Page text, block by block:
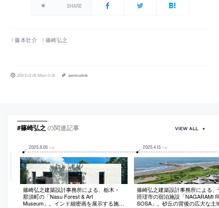
SHARE
藤本壮介 篠崎弘之
2013.12.16 Mon 11:31 permalink
#篠崎弘之 の関連記事
2025.8.05 TUE
篠崎弘之建築設計事務所による、栃木・
那須町の「Nasu Forest & Art
Museum」。インド細密画を展示する施設
2025.4.15 TUE
篠崎弘之建築設計事務所による、
匝瑳市の宿泊施設「NAGARAMI
SOSA」。砂丘の背後の広大な土
VIEW ALL